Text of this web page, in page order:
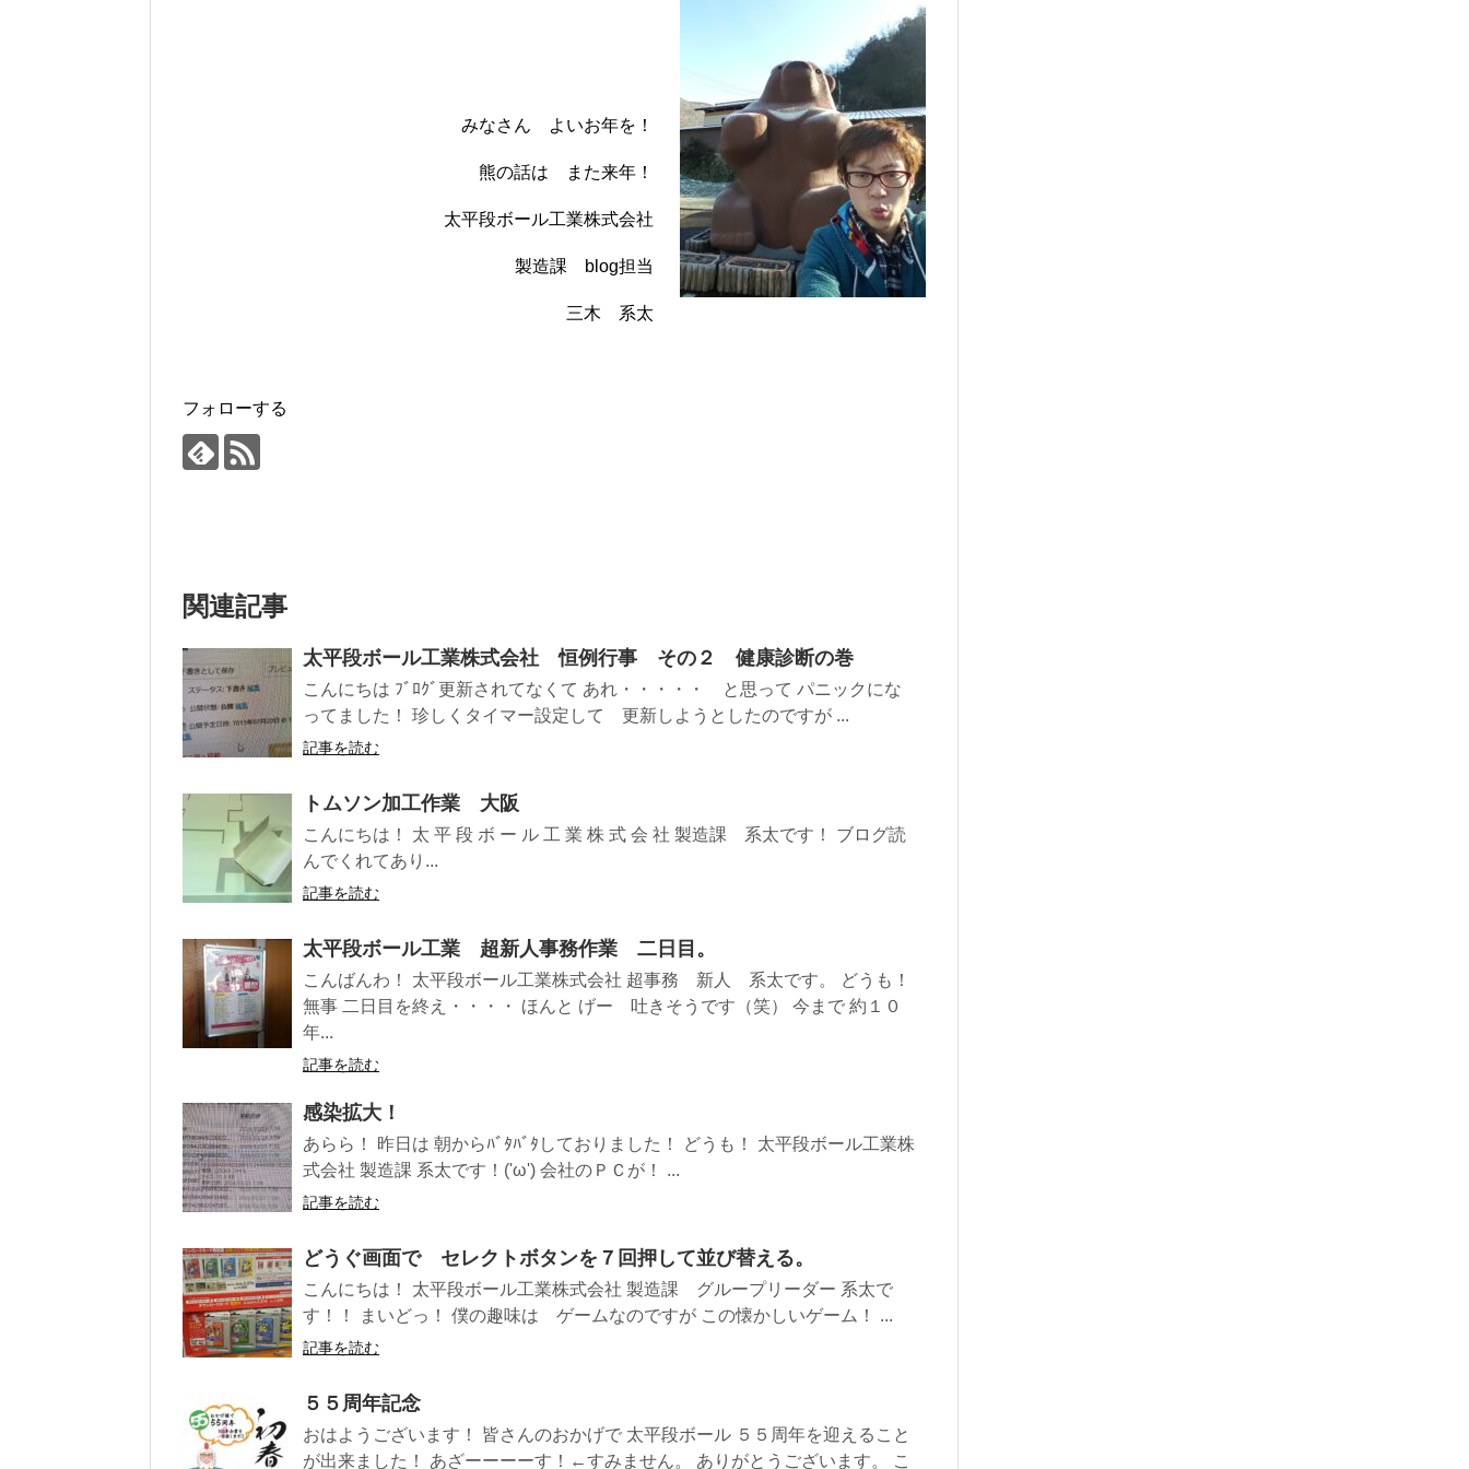
みなさん よいお年を！
熊の話は また来年！
太平段ボール工業株式会社
製造課 blog担当
三木 系太
フォローする
関連記事
太平段ボール工業株式会社 恒例行事 その２ 健康診断の巻
こんにちは ﾌﾞﾛｸﾞ更新されてなくて あれ・・・・・ と思って パニックにな
ってました！ 珍しくタイマー設定して 更新しようとしたのですが ...
記事を読む
トムソン加工作業 大阪
こんにちは！ 太 平 段 ボ ー ル 工 業 株 式 会 社 製造課 系太です！ ブログ読
んでくれてあり...
記事を読む
太平段ボール工業 超新人事務作業 二日目。
こんばんわ！ 太平段ボール工業株式会社 超事務 新人 系太です。 どうも！
無事 二日目を終え・・・・ ほんと げー 吐きそうです（笑） 今まで 約１０
年...
記事を読む
感染拡大！
あらら！ 昨日は 朝からﾊﾞﾀﾊﾞﾀしておりました！ どうも！ 太平段ボール工業株
式会社 製造課 系太です！('ω') 会社のＰＣが！ ...
記事を読む
どうぐ画面で セレクトボタンを７回押して並び替える。
こんにちは！ 太平段ボール工業株式会社 製造課 グループリーダー 系太で
す！！ まいどっ！ 僕の趣味は ゲームなのですが この懐かしいゲーム！ ...
記事を読む
５５周年記念
おはようございます！ 皆さんのおかげで 太平段ボール ５５周年を迎えること
が出来ました！ あざーーーーす！←すみません。 ありがとうございます。 こ